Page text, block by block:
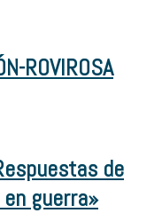
ROVIROSA
de
guerra»